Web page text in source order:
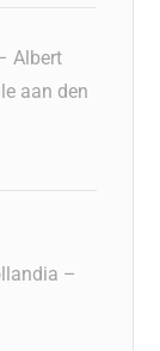
Albert
aan den
–